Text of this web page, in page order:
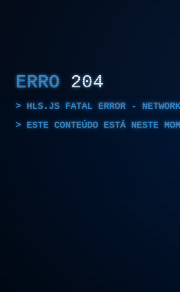
ERRO 204
HLS.JS FATAL ERROR -
ESTE CONTEÚDO ESTÁ NESTE